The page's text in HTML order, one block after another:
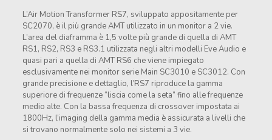
L’Air Motion Transformer RS7, sviluppato appositamente per
SC2070, è il più grande AMT utilizzato in un monitor a 2 vie.
L’area del diaframma è 1,5 volte più grande di quella di AMT
RS1, RS2, RS3 e RS3.1 utilizzata negli altri modelli Eve Audio e
quasi pari a quella di AMT RS6 che viene impiegato
esclusivamente nei monitor serie Main SC3010 e SC3012. Con
grande precisione e dettaglio, l’RS7 riproduce la gamma
superiore di frequenze “liscia come la seta” fino alle frequenze
medio alte. Con la bassa frequenza di crossover impostata ai
1800Hz, l’imaging della gamma media è assicurata a livelli che
si trovano normalmente solo nei sistemi a 3 vie.